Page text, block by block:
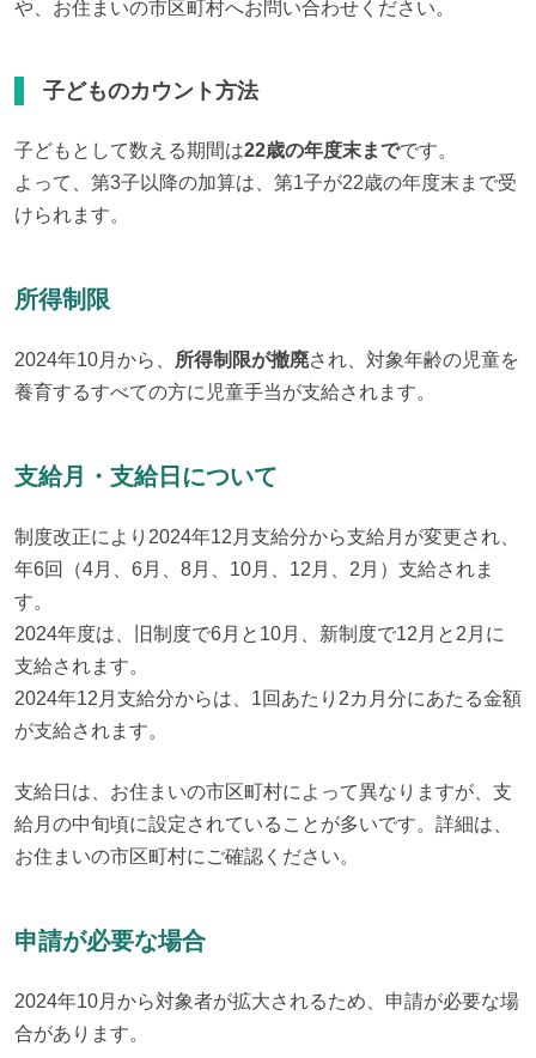
や、お住まいの市区町村へお問い合わせください。
子どものカウント方法
子どもとして数える期間は22歳の年度末までです。
よって、第3子以降の加算は、第1子が22歳の年度末まで受
けられます。
所得制限
2024年10月から、 所得制限が撤廃され、対象年齢の児童を
養育するすべての方に児童手当が支給されます。
支給月・支給日について
制度改正により2024年12月支給分から支給月が変更され、
年6回（4月、6月、8月、10月、12月、2月）支給されま
す。
2024年度は、旧制度で6月と10月、新制度で12月と2月に
支給されます。
2024年12月支給分からは、1回あたり2カ月分にあたる金額
が支給されます。
支給日は、お住まいの市区町村によって異なりますが、支
給月の中旬頃に設定されていることが多いです。詳細は、
お住まいの市区町村にご確認ください。
申請が必要な場合
2024年10月から対象者が拡大されるため、申請が必要な場
合があります。